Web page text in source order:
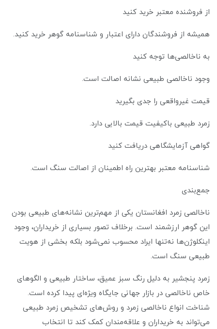
از فروشنده معتبر خرید کنید
همیشه از فروشندگان دارای اعتبار و شناسنامه گوهر خرید کنید.
به ناخالصی‌ها توجه کنید
وجود ناخالصی طبیعی نشانه اصالت است.
قیمت غیرواقعی را جدی بگیرید
زمرد طبیعی باکیفیت قیمت بالایی دارد.
گواهی آزمایشگاهی دریافت کنید
شناسنامه معتبر بهترین راه اطمینان از اصالت سنگ است.
جمع‌بندی
ناخالصی زمرد افغانستان یکی از مهم‌ترین نشانه‌های طبیعی بودن
این گوهر ارزشمند است. برخلاف تصور بسیاری از خریداران، وجود
اینکلوژن‌ها نه‌تنها ایراد محسوب نمی‌شود بلکه بخشی از هویت
طبیعی سنگ است.
زمرد پنجشیر به دلیل رنگ سبز عمیق، ساختار طبیعی و الگوهای
خاص ناخالصی در بازار جهانی جایگاه ویژه‌ای پیدا کرده است.
شناخت انواع ناخالصی زمرد و روش‌های تشخیص زمرد طبیعی
می‌تواند به خریداران و علاقه‌مندان کمک کند تا انتخاب